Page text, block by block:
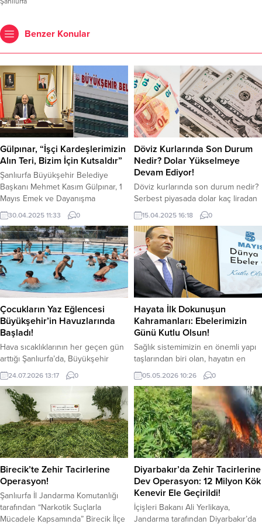
Benzer Konular
Gülpınar, “İşçi Kardeşlerimizin
Alın Teri, Bizim İçin Kutsaldır”
Şanlıurfa Büyükşehir Belediye
Başkanı Mehmet Kasım Gülpınar, 1
Mayıs Emek ve Dayanışma
Günüdolayısıyla bir mesaj
yayımladı. Tüm çalışanların 1 Mayıs
Emek ve Dayanışma Günü’nü
kutlayanBaşkan Gülpınar,
mesajında, emeği korumanın ve
emekçiye hak ettiği değeri
vermenin herkesin
ortaksorumluluğu olduğunu belirtti.
Şanlıurfa Büyükşehir Belediye
Başkanı Mehmet Kasım Gülpınar, 1
Mayıs Emek ve...
30.04.2025 11:33 0
Döviz Kurlarında Son Durum
Nedir? Dolar Yükselmeye
Devam Ediyor!
Döviz kurlarında son durum nedir?
Serbest piyasada dolar kaç liradan
işlem görüyor? ABD Başkanı
Donald Trump’ın gümrük vergilerini
artırmasıyla iyice kızışmaya
başlayan ticaret savaşları, döviz
kurlarının yükselmesine neden
oluyor. Dün dolar günü 38.02
TL’den kapattı. Yeni güne 38.00
TL’den işlem görmeye başlayan
dolar, saat 16.15 itibariyle 38.10
TL’den işlem görüyor....
15.04.2025 16:18 0
Çocukların Yaz Eğlencesi
Büyükşehir’in Havuzlarında
Başladı!
Hava sıcaklıklarının her geçen gün
arttığı Şanlıurfa’da, Büyükşehir
Belediyesi tarafından hizmete
sunulan açık yüzme havuzları
vatandaşlardan yoğun ilgi görüyor.
Kentte sulama kanallarında yaşanan
boğulma vakalarının önüne
geçmeyi amaçlayan yüzme
kurslarında; vatandaşlar
havuzlardan ücretsiz yararlanırken,
çocuklar da uzman eğitmenler
eşliğinde hem güvenli bir ortamda
serinliyor hem de profesyonel
yüzme eğitimi alıyor....
24.07.2026 13:17 0
Hayata İlk Dokunuşun
Kahramanları: Ebelerimizin
Günü Kutlu Olsun!
Sağlık sistemimizin en önemli yapı
taşlarından biri olan, hayatın en
mucizevi anına eşlik eden kıymetli
ebelerimizin Ebeler Günü’nü
kutluyorum. Gebelik sürecinden
doğuma, doğumdan anne ve
bebek sağlığının korunmasına
kadar üstlendikleri hayati
görevlerle büyük bir özveriyle
çalışan ebelerimiz, toplum
sağlığının güçlenmesinde önemli
bir rol üstlenmektedir. Şefkatleri,
bilgi ve tecrübeleriyle her zaman...
05.05.2026 10:26 0
Birecik’te Zehir Tacirlerine
Operasyon!
Şanlıurfa İl Jandarma Komutanlığı
tarafından “Narkotik Suçlarla
Mücadele Kapsamında” Birecik İlçe
Diyarbakır’da Zehir Tacirlerine
Dev Operasyon: 12 Milyon Kök
Kenevir Ele Geçirildi!
İçişleri Bakanı Ali Yerlikaya,
Jandarma tarafından Diyarbakır’da